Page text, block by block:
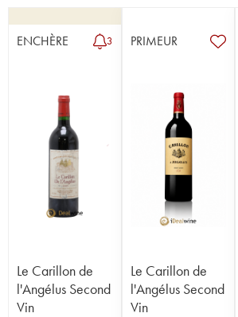
ENCHÈRE 3
Le Carillon de
l'Angélus Second
Vin
PRIMEUR
Le Carillon de
l'Angélus Second
Vin